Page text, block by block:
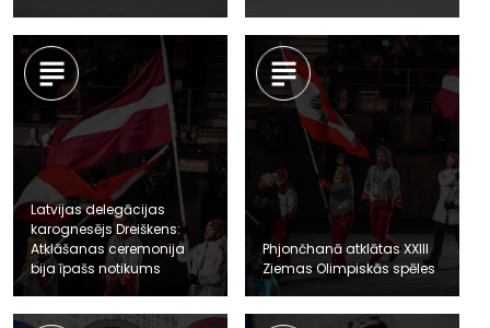
Latvijas delegācijas
karognesējs Dreiškens:
Atklāšanas ceremonija
bija īpašs notikums
Phjončhanā atklātas XXIII
Ziemas Olimpiskās spēles